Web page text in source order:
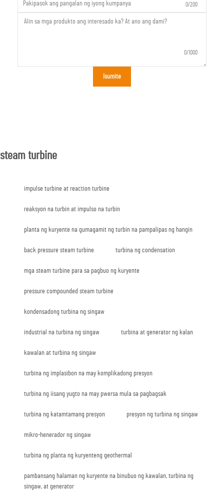
0/200
0/1000
Isumite
steam turbine
impulse turbine at reaction turbine
reaksyon na turbin at impulso na turbin
planta ng kuryente na gumagamit ng turbin na pampalipas ng hangin
back pressure steam turbine turbina ng condensation
mga steam turbine para sa pagbuo ng kuryente
pressure compounded steam turbine
kondensadong turbina ng singaw
industrial na turbina ng singaw turbina at generator ng kalan
kawalan at turbina ng singaw
turbina ng implasibon na may komplikadong presyon
turbina ng iisang yugto na may pwersa mula sa pagbagsak
turbina ng katamtamang presyon presyon ng turbina ng singaw
mikro-henerador ng singaw
turbina ng planta ng kuryenteng geothermal
pambansang halaman ng kuryente na binubuo ng kawalan, turbina ng
singaw, at generator